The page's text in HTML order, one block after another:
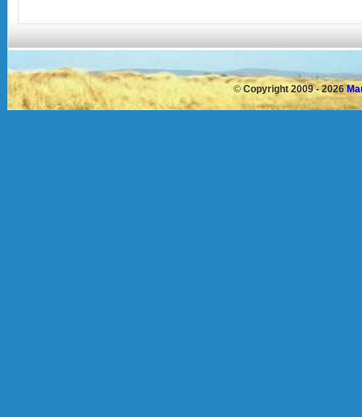
© Copyright 2009 - 2026